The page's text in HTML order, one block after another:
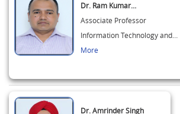
Dr. Ram Kumar…
Associate Professor
Information Technology and…
More
Dr. Amrinder Singh